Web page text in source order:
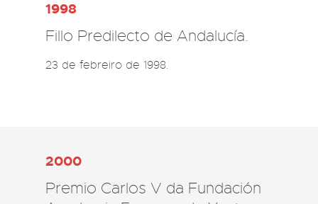
1998
Fillo Predilecto de Andalucía.
2000
Premio Carlos V da Fundación